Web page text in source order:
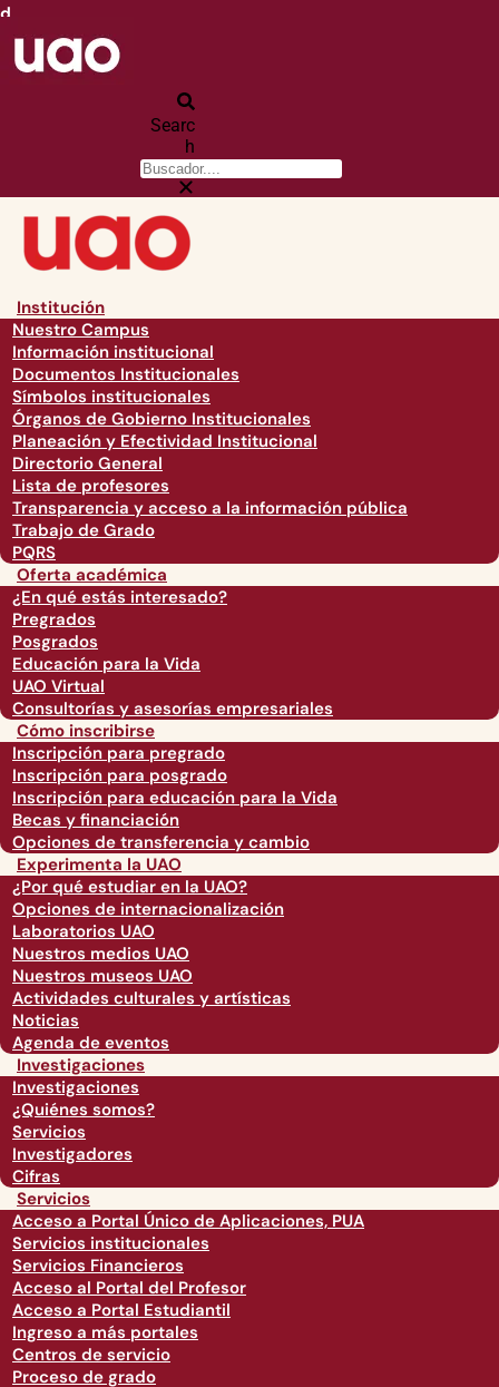
d
Searc
h
Institución
Nuestro Campus
Información institucional
Documentos Institucionales
Símbolos institucionales
Órganos de Gobierno Institucionales
Planeación y Efectividad Institucional
Directorio General
Lista de profesores
Transparencia y acceso a la información pública
Trabajo de Grado
PQRS
Oferta académica
¿En qué estás interesado?
Pregrados
Posgrados
Educación para la Vida
UAO Virtual
Consultorías y asesorías empresariales
Cómo inscribirse
Inscripción para pregrado
Inscripción para posgrado
Inscripción para educación para la Vida
Becas y financiación
Opciones de transferencia y cambio
Experimenta la UAO
¿Por qué estudiar en la UAO?
Opciones de internacionalización
Laboratorios UAO
Nuestros medios UAO
Nuestros museos UAO
Actividades culturales y artísticas
Noticias
Agenda de eventos
Investigaciones
Investigaciones
¿Quiénes somos?
Servicios
Investigadores
Cifras
Servicios
Acceso a Portal Único de Aplicaciones, PUA
Servicios institucionales
Servicios Financieros
Acceso al Portal del Profesor
Acceso a Portal Estudiantil
Ingreso a más portales
Centros de servicio
Proceso de grado